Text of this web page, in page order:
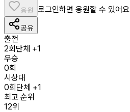
응원 로그인하면 응원할 수 있어요
공유
출전
2회단체 +1
우승
0회
시상대
0회단체 +1
최고 순위
12위